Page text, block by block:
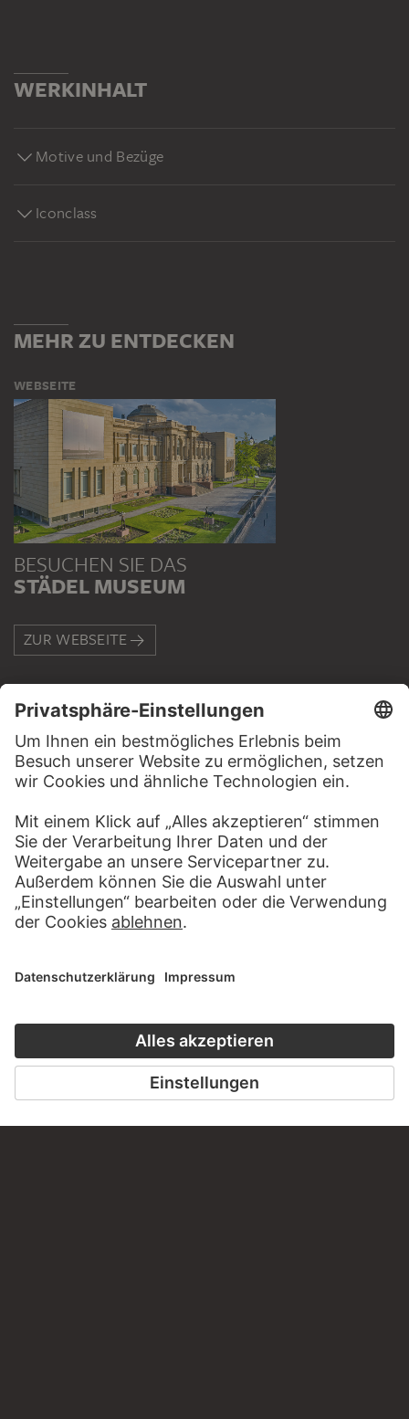
WERKINHALT
Motive und Bezüge
Iconclass
MEHR ZU ENTDECKEN
WEBSEITE
BESUCHEN SIE DAS
STÄDEL MUSEUM
ZUR WEBSEITE
KONTAKT
diesem Werk?
SCHREIBEN SIE UNS
staedelmuseum.de/go/ds/327z
LETZTE AKTUALISIERUNG